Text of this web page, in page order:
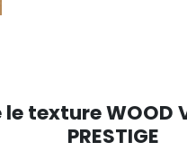
texture WOOD
PRESTIGE